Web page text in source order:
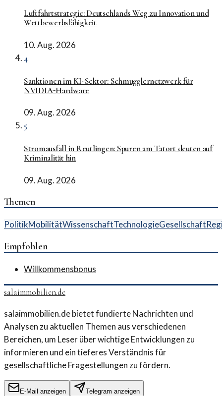
Luftfahrtstrategie: Deutschlands Weg zu Innovation und
Wettbewerbsfähigkeit
10. Aug. 2026
4
Sanktionen im KI-Sektor: Schmugglernetzwerk für
NVIDIA-Hardware
09. Aug. 2026
5
Stromausfall in Reutlingen: Spuren am Tatort deuten auf
Kriminalität hin
09. Aug. 2026
Themen
PolitikMobilitätWissenschaftTechnologieGesellschaft
Empfohlen
Willkommensbonus
salaimmobilien.de
salaimmobilien.de bietet fundierte Nachrichten und
Analysen zu aktuellen Themen aus verschiedenen
Bereichen, um Leser über wichtige Entwicklungen zu
informieren und ein tieferes Verständnis für
gesellschaftliche Fragestellungen zu fördern.
E-Mail anzeigen Telegram anzeigen